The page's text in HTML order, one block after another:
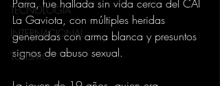
TECNOLOGIA
INTERNACIONAL
TURISMO
Parra, fue hallada sin vida cerca del CAI
La Gaviota, con múltiples heridas
generadas con arma blanca y presuntos
signos de abuso sexual.